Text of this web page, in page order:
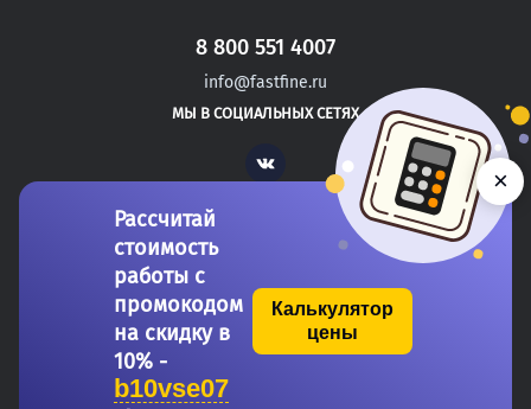
САНКТ-ПЕТЕРБУРГ
ДУШАНБЕ
ГОЛИЦЫНО
8 800 551 4007
info@fastfine.ru
МЫ В СОЦИАЛЬНЫХ СЕТЯХ
Vk
Copyright 2011-2026 FastFine.ru
Рассчитай
стоимость
работы с
промокодом
на скидку в
10% -
b10vse07
Калькулятор
цены
×